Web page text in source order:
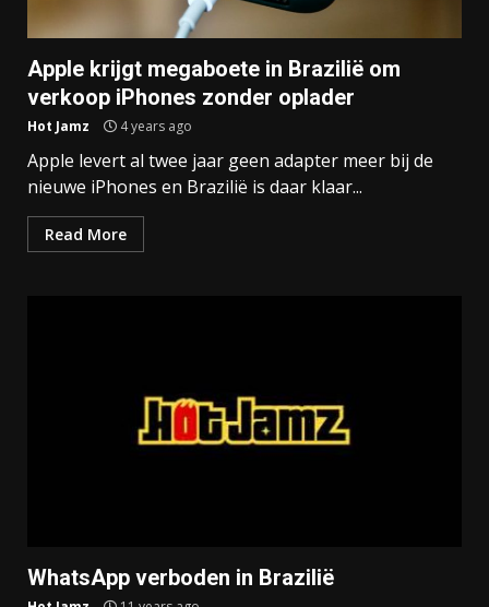
Apple krijgt megaboete in Brazilië om
verkoop iPhones zonder oplader
Hot Jamz 4 years ago
Apple levert al twee jaar geen adapter meer bij de
nieuwe iPhones en Brazilië is daar klaar...
Read More
WhatsApp verboden in Brazilië